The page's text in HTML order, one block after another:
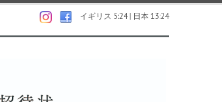
イギリス 5:24 | 日本 13:24